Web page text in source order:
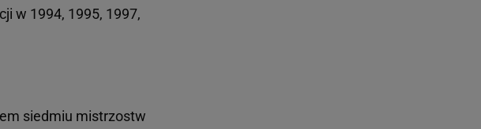
w 1994, 1995, 1997,
siedmiu mistrzostw